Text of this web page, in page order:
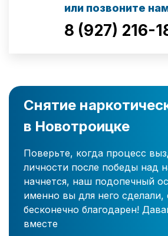
или позвоните
8 (927) 216-
Снятие
в Новотроицке
Поверьте, когда процесс
личности после победы над
начнется, наш подопечный
именно вы для него сделали,
бесконечно благодарен!
вместе